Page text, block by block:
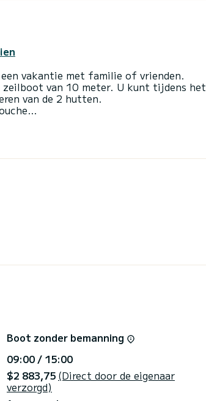
vakantie met familie of vrienden.
van 10 meter. U kunt tijdens het
van de 2 hutten.
Boot zonder bemanning
09:00 / 15:00
$2 883,75 (Direct door de eigenaar
verzorgd)